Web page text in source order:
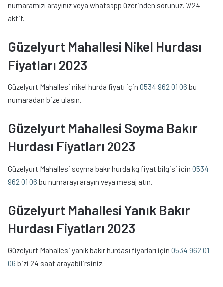
numaramızı arayınız veya whatsapp üzerinden sorunuz. 7/24
aktif.
Güzelyurt Mahallesi Nikel Hurdası
Fiyatları 2023
Güzelyurt Mahallesi nikel hurda fiyatı için 0534 962 01 06 bu
numaradan bize ulaşın.
Güzelyurt Mahallesi Soyma Bakır
Hurdası Fiyatları 2023
Güzelyurt Mahallesi soyma bakır hurda kg fiyat bilgisi için 0534
962 01 06 bu numarayı arayın veya mesaj atın.
Güzelyurt Mahallesi Yanık Bakır
Hurdası Fiyatları 2023
Güzelyurt Mahallesi yanık bakır hurdası fiyarları için 0534 962 01
06 bizi 24 saat arayabilirsiniz.